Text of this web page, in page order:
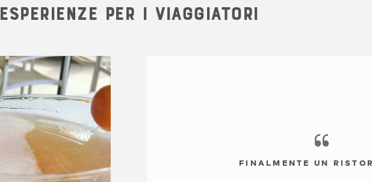
Esperienze per i viaggiatori
FINALMENTE UN